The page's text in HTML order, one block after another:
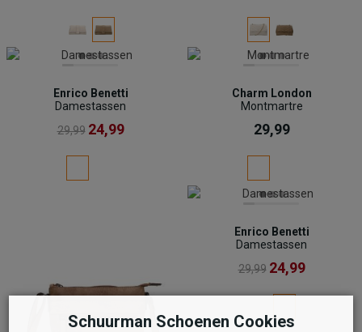
Enrico Benetti
Damestassen
29,99 24,99
Charm London
Montmartre
29,99
Enrico Benetti
Damestassen
29,99 24,99
Schuurman Schoenen Cookies